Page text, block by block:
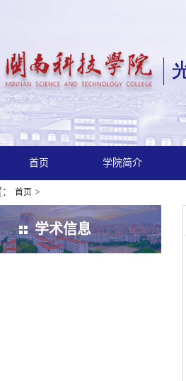
首页 学院简介
首页 >
学术信息